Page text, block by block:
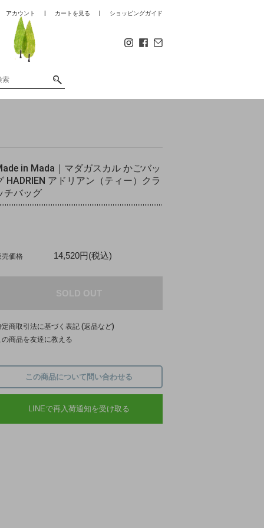
アカウント カートを見る ショッピングガイド
in Mada｜マダガスカル かごバッ
HADRIEN アドリアン（ティー）クラ
チバッグ
売価格 14,520円(税込)
定商取引法に基づく表記 (返品など)
の商品を友達に教える
この商品について問い合わせる
LINEで再入荷通知を受け取る